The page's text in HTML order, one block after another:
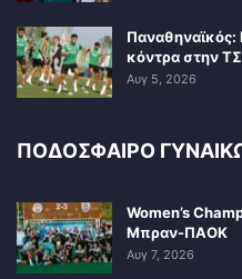
Παναθηναϊκός:
κόντρα στην
Αυγ 5, 2026
ΠΟΔΟΣΦΑΙΡΟ
Women’s
Μπραν-ΠΑΟΚ
Αυγ 7, 2026